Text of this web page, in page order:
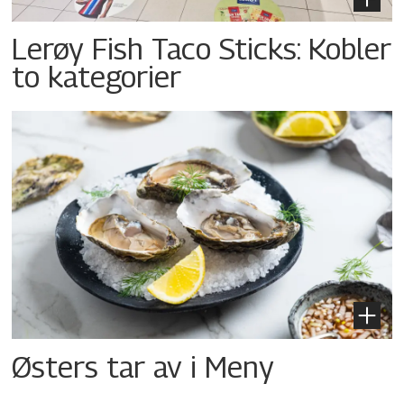
Lerøy Fish Taco Sticks: Kobler
to kategorier
Østers tar av i Meny